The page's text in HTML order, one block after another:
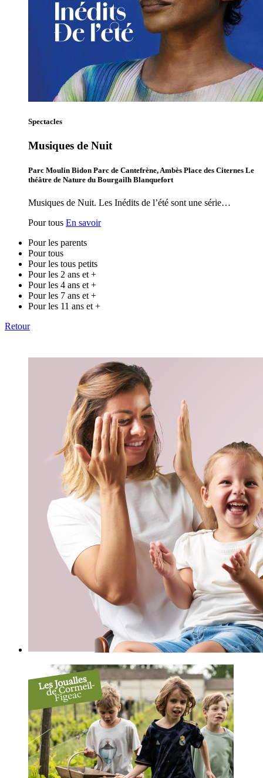
Spectacles
Musiques de Nuit
Parc Moulin Bidon Parc de Cantefrène, Ambès Place des Citernes Le
théâtre de Nature du Bourgailh Blanquefort
Musiques de Nuit. Les Inédits de l’été sont une série…
Pour tous En savoir
Pour les parents
Pour tous
Pour les tous petits
Pour les 2 ans et +
Pour les 4 ans et +
Pour les 7 ans et +
Pour les 11 ans et +
Retour